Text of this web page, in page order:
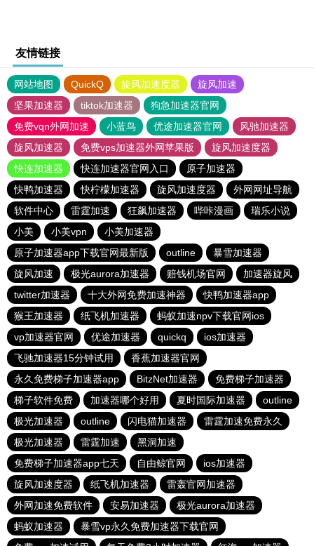
友情链接
网站地图 QuickQ 旋风加速度器
旋风加速
坚果加速器
tiktok加速器
狗急加速器官网
免费vqn外网加速
小蓝鸟 优途加速器官网
风驰加速器
旋风加速器
免费vps加速器外网苹果版
旋风加速度器
快连加速器
快连加速器官网入口
原子加速器
快鸭加速器
快柠檬加速器 旋风加速度器
外网网址导航
软件中心
雷霆加速 狂飙加速器 哔咔漫画
瑞乐小说
小美
小美vpn
小美加速器
原子加速器app下载官网最新版
outline
暴雪加速器
旋风加速
极光aurora加速器 赔钱机场官网
加速器旋风
twitter加速器
十大外网免费加速神器
快鸭加速器app
猴王加速器
纸飞机加速器
蚂蚁加速npv下载官网ios
vp加速器官网
优途加速器 quickq
ios加速器
飞驰加速器15分钟试用
香蕉加速器官网
永久免费梯子加速器app
BitzNet加速器
免费梯子加速器
梯子软件免费
加速器哪个好用 夏时国际加速器
outline
极光加速器
outline 闪电猫加速器
雷霆加速免费永久
极光加速器
雷霆加速
黑洞加速
免费梯子加速器app七天
自由鲸官网
ios加速器
旋风加速度器
纸飞机加速器
雷轰官网加速器
外网加速免费软件
安易加速器
极光aurora加速器
蚂蚁加速器
暴雪vp永久免费加速器下载官网